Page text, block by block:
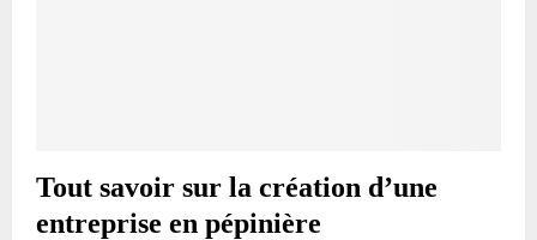
Tout savoir sur la création d’une
entreprise en pépinière